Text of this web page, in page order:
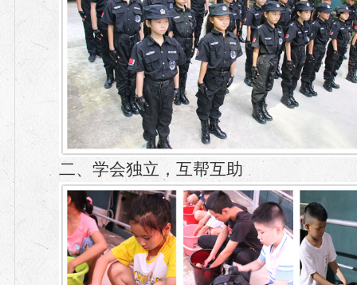
二、学会独立，互帮互助